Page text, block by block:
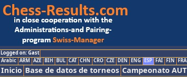
Logged on: Gast
Arabic ARM AZE BIH BUL CAT CHN CRO CZE DEN ENG ESP FAI FIN FRA
Inicio Base de datos de torneos Campeonato AUT